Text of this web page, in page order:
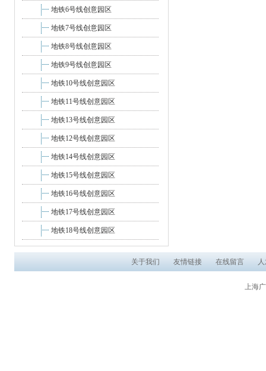
地铁6号线创意园区
地铁7号线创意园区
地铁8号线创意园区
地铁9号线创意园区
地铁10号线创意园区
地铁11号线创意园区
地铁13号线创意园区
地铁12号线创意园区
地铁14号线创意园区
地铁15号线创意园区
地铁16号线创意园区
地铁17号线创意园区
地铁18号线创意园区
关于我们 友情链接 在线留言
上海